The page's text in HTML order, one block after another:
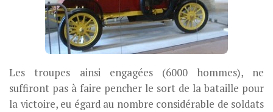
Les troupes ainsi engagées (6000 hommes), ne
suffiront pas à faire pencher le sort de la bataille pour
la victoire, eu égard au nombre considérable de soldats